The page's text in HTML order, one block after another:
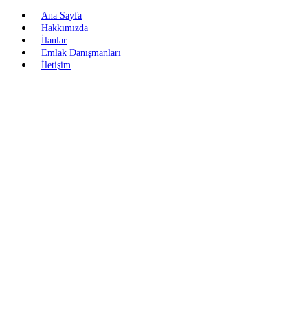
Ana Sayfa
Hakkımızda
İlanlar
Emlak Danışmanları
İletişim